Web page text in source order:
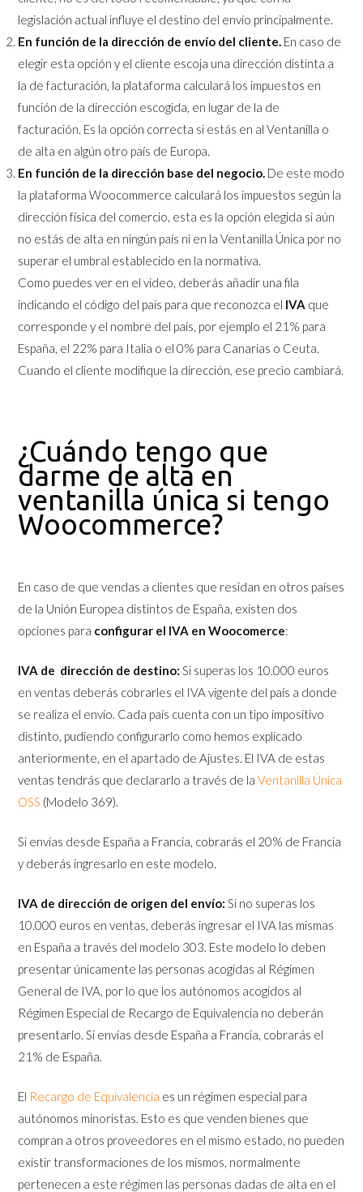
legislación actual influye el destino del envío principalmente.
En función de la dirección de envío del cliente. En caso de
elegir esta opción y el cliente escoja una dirección distinta a
la de facturación, la plataforma calculará los impuestos en
función de la dirección escogida, en lugar de la de
facturación. Es la opción correcta si estás en al Ventanilla o
de alta en algún otro país de Europa.
En función de la dirección base del negocio. De este modo
la plataforma Woocommerce calculará los impuestos según la
dirección física del comercio, esta es la opción elegida si aún
no estás de alta en ningún país ni en la Ventanilla Única por no
superar el umbral establecido en la normativa.
Como puedes ver en el video, deberás añadir una fila
indicando el código del país para que reconozca el IVA que
corresponde y el nombre del país, por ejemplo el 21% para
España, el 22% para Italia o el 0% para Canarias o Ceuta.
Cuando el cliente modifique la dirección, ese precio cambiará.
¿Cuándo tengo que
darme de alta en
ventanilla única si tengo
Woocommerce?
En caso de que vendas a clientes que residan en otros países
de la Unión Europea distintos de España, existen dos
opciones para configurar el IVA en Woocomerce:
IVA de dirección de destino:Si superas los 10.000 euros
en ventas deberás cobrarles el IVA vigente del país a donde
se realiza el envío. Cada país cuenta con un tipo impositivo
distinto, pudiendo configurarlo como hemos explicado
anteriormente, en el apartado de Ajustes. El IVA de estas
ventas tendrás que declararlo a través de laVentanilla Única
OSS (Modelo 369).
Si envías desde España a Francia, cobrarás el 20% de Francia
y deberás ingresarlo en este modelo.
IVA de dirección de origen del envío: Si no superas los
10.000 euros en ventas, deberás ingresar el IVA las mismas
en España a través del modelo 303. Este modelo lo deben
presentar únicamente las personas acogidas al Régimen
General de IVA, por lo que los autónomos acogidos al
Régimen Especial de Recargo de Equivalencia no deberán
presentarlo. Si envías desde España a Francia, cobrarás el
21% de España.
El Recargo de Equivalencia es un régimen especial para
autónomos minoristas. Esto es que venden bienes que
compran a otros proveedores en el mismo estado, no pueden
existir transformaciones de los mismos, normalmente
pertenecen a este régimen las personas dadas de alta en el